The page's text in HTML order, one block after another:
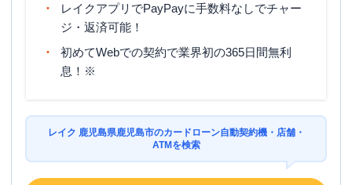
レイクアプリでPayPayに手数料なしでチャー
ジ・返済可能！
初めてWebでの契約で業界初の365日間無利
息！※
レイク 鹿児島県鹿児島市のカードローン自動契約機・店舗・
ATMを検索